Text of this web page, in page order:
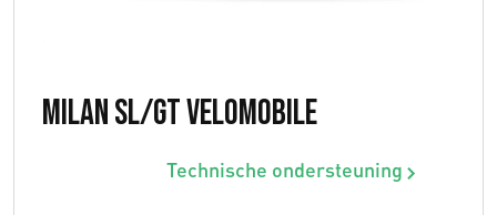
Milan SL/GT Velomobile
Technische ondersteuning